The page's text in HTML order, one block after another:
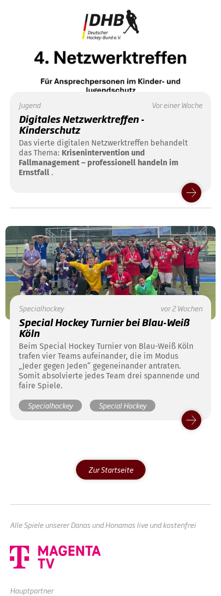
Jugend Vor einer Woche
Digitales Netzwerktreffen -
Kinderschutz
Das vierte digitalen Netzwerktreffen behandelt
das Thema: Krisenintervention und
Fallmanagement – professionell handeln im
Ernstfall .
Specialhockey vor 2 Wochen
Special Hockey Turnier bei Blau-Weiß
Köln
Beim Special Hockey Turnier von Blau-Weiß Köln
trafen vier Teams aufeinander, die im Modus
„Jeder gegen Jeden“ gegeneinander antraten.
Somit absolvierte jedes Team drei spannende und
faire Spiele.
Specialhockey Special Hockey
Zur Startseite
Alle Spiele unserer Danas und Honamas live und kostenfrei
Hauptpartner